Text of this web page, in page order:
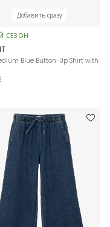
Добавить сразу
СЕЗОН
Blue Button-Up Shirt with